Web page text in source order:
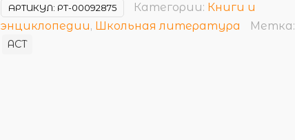
АРТИКУЛ: РТ-00092875 Категории: Книги и
энциклопедии, Школьная литература Метка:
АСТ